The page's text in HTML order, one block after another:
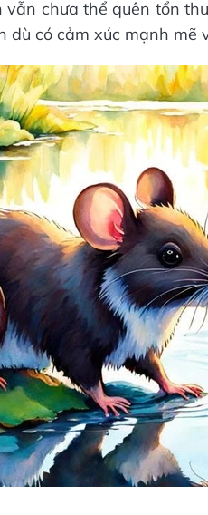
chưa thể quên tổn
dù có cảm xúc mạnh mẽ